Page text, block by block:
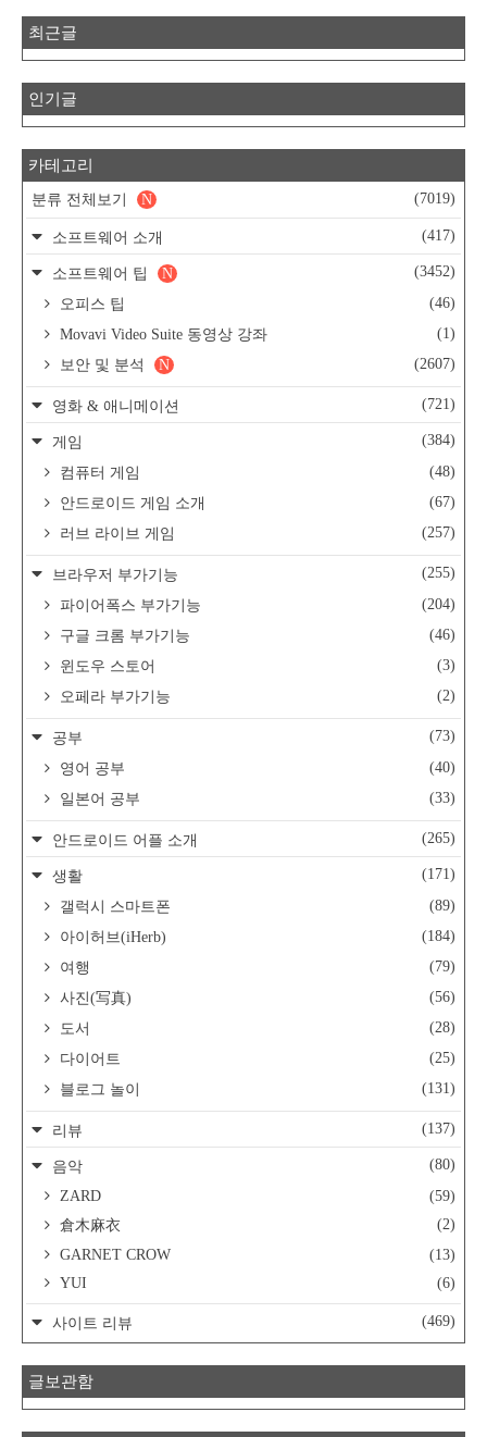
최근글
인기글
카테고리
분류 전체보기 (7019)
N
소프트웨어 소개 (417)
소프트웨어 팁 (3452)
N
오피스 팁
(46)
Movavi Video Suite 동영상 강좌
(1)
보안 및 분석
(2607)
N
영화 & 애니메이션 (721)
게임
(384)
컴퓨터 게임
(48)
안드로이드 게임 소개
(67)
러브 라이브 게임
(257)
브라우저 부가기능
(255)
파이어폭스 부가기능
(204)
구글 크롬 부가기능
(46)
윈도우 스토어
(3)
오페라 부가기능
(2)
공부
(73)
영어 공부
(40)
일본어 공부
(33)
안드로이드 어플 소개 (265)
생활
(171)
갤럭시 스마트폰
(89)
아이허브(iHerb)
(184)
여행
(79)
사진(写真)
(56)
도서
(28)
다이어트
(25)
블로그 놀이
(131)
리뷰 (137)
음악
(80)
ZARD
(59)
倉木麻衣
(2)
GARNET CROW
(13)
YUI
(6)
사이트 리뷰 (469)
글보관함